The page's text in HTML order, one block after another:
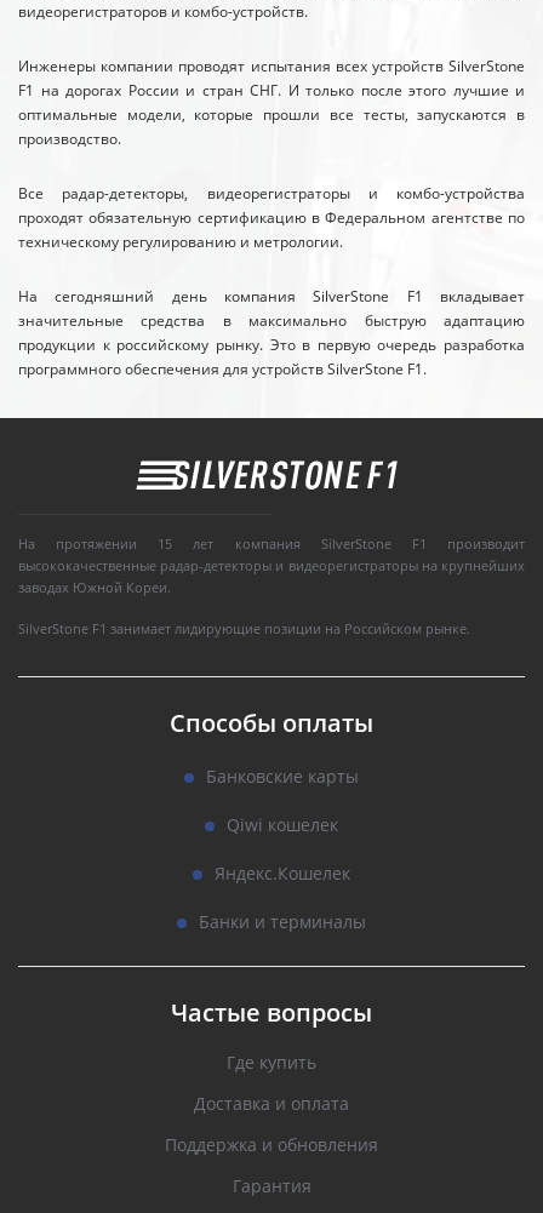
видеорегистраторов и комбо-устройств.
Инженеры компании проводят испытания всех устройств SilverStone
F1 на дорогах России и стран СНГ. И только после этого лучшие и
оптимальные модели, которые прошли все тесты, запускаются в
производство.
Все радар-детекторы, видеорегистраторы и комбо-устройства
проходят обязательную сертификацию в Федеральном агентстве по
техническому регулированию и метрологии.
На сегодняшний день компания SilverStone F1 вкладывает
значительные средства в максимально быструю адаптацию
продукции к российскому рынку. Это в первую очередь разработка
программного обеспечения для устройств SilverStone F1.
На протяжении 15 лет компания SilverStone F1 производит
высококачественные радар-детекторы и видеорегистраторы на крупнейших
заводах Южной Кореи.
SilverStone F1 занимает лидирующие позиции на Российском рынке.
Способы оплаты
Банковские карты
Qiwi кошелек
Яндекс.Кошелек
Банки и терминалы
Частые вопросы
Где купить
Доставка и оплата
Поддержка и обновления
Гарантия